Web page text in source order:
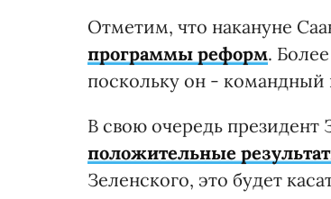
Отметим, что накануне
программы реформ.
поскольку он - командный
В свою очередь президент
положительные
Зеленского, это будет